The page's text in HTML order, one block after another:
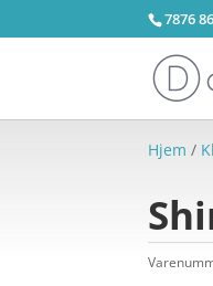
7876
Hjem /